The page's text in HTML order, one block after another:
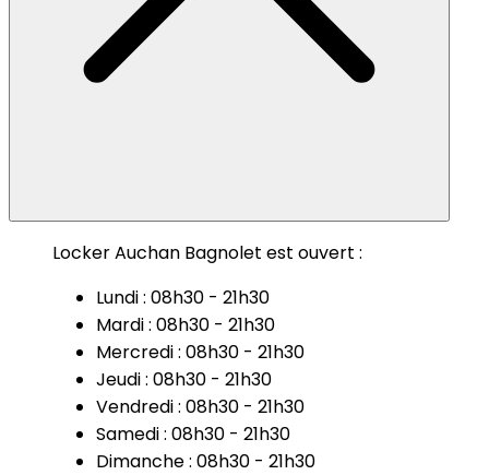
Locker Auchan Bagnolet est ouvert :
Lundi : 08h30 - 21h30
Mardi : 08h30 - 21h30
Mercredi : 08h30 - 21h30
Jeudi : 08h30 - 21h30
Vendredi : 08h30 - 21h30
Samedi : 08h30 - 21h30
Dimanche : 08h30 - 21h30